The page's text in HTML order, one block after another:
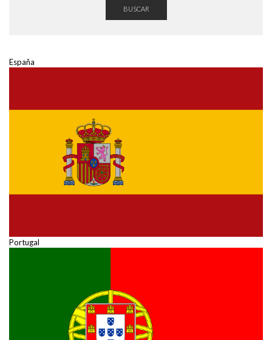
BUSCAR
España
Portugal